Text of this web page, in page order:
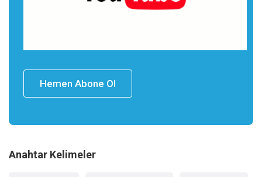
Hemen Abone Ol
Anahtar Kelimeler